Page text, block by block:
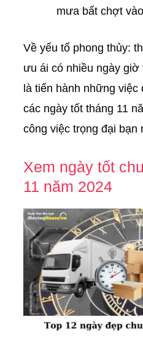
mưa bất chợt
Về yếu tố phong thủy:
ưu ái có nhiều ngày giờ
là tiến hành những
các ngày tốt tháng 11
công việc trọng đại bạn
Xem ngày tốt
11 năm 2024